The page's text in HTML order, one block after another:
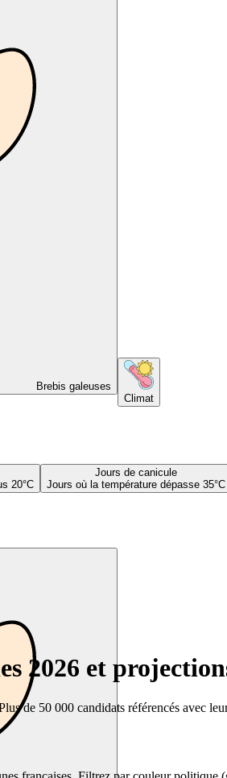
Brebis galeuses
Climat
20°C
Jours de canicule
Jours où la température dépasse 35°C
2026 et
de 50 000 candidats référencés avec